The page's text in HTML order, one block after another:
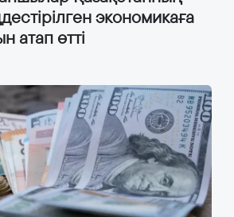
экономикаға
атап өтті